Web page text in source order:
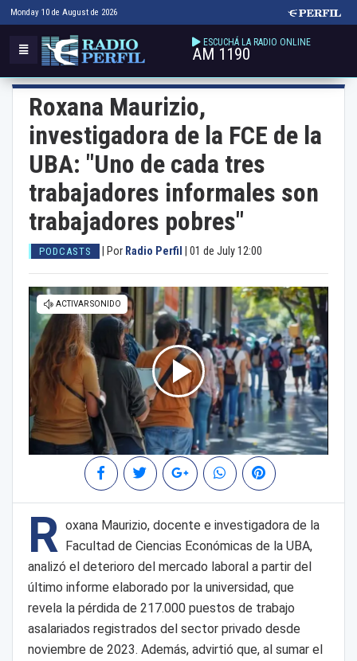
Monday 10 de August de 2026
ESCUCHÁ LA RADIO ONLINE
AM 1190
Roxana Maurizio,
investigadora de la FCE de la
UBA: "Uno de cada tres
trabajadores informales son
trabajadores pobres"
PODCASTS Por Radio Perfil 01 de July 12:00
R oxana Maurizio, docente e investigadora de la
Facultad de Ciencias Económicas de la UBA,
analizó el deterioro del mercado laboral a partir del
último informe elaborado por la universidad, que
revela la pérdida de 217.000 puestos de trabajo
asalariados registrados del sector privado desde
noviembre de 2023. Además, advirtió que, al sumar el